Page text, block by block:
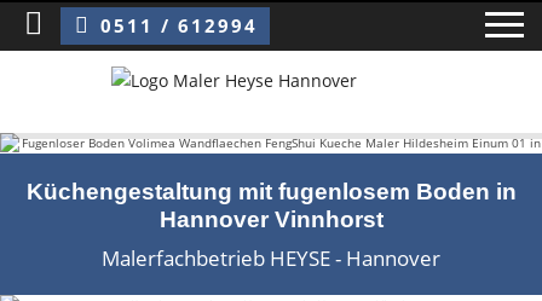
Sie sind hier:Maler Hannover Vinnhorst
0511 / 612994
Blog
Küchengestaltung mit fugenlosem Boden in
Hannover Vinnhorst
Malerfachbetrieb HEYSE - Hannover